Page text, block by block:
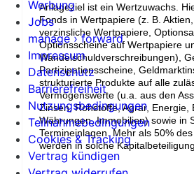
Anlageziel ist ein Wertzuwachs.
Fonds in Wertpapiere (z. B.
verzinsliche Wertpapiere,
Optionsscheine auf Wertpapiere
Wandelschuldverschreibungen),
Partizipationsscheine,
strukturierte Produkte auf alle
Vermögenswerte (u.a. aus den
Zinsen, Rohstoffe, Agrar, Energie,
Währungen, Immobilien) sowie in
Termineinlagen. Mehr als 50%
werden in solche
Werbung
Jobs
manage › forward
Impressum
Datenschutz
Barrierefreiheit
Nutzungsbedingungen
Teilnahmebedingungen
Cookies & Tracking
Vertrag kündigen